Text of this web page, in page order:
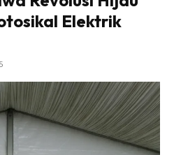
Elektrik